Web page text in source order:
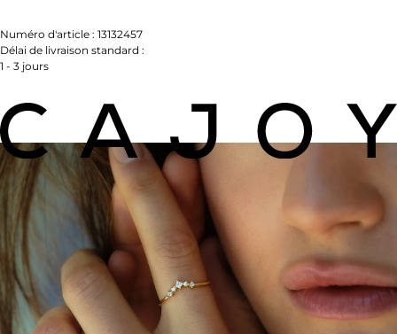
Numéro d'article : 13132457
Délai de livraison standard :
1 - 3 jours